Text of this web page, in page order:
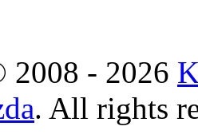
- 2026
. All rights